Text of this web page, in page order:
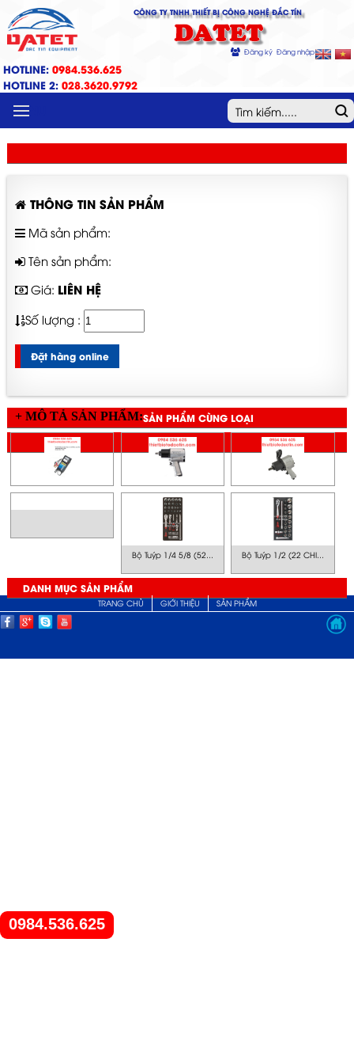
CÔNG TY TNHH THIẾT BỊ CÔNG NGHỆ ĐẮC TÍN
DATET
Đăng ký Đăng nhập
HOTLINE: 0984.536.625
HOTLINE 2: 028.3620.9792
0984.536.625
MENU
THÔNG TIN SẢN PHẨM
Mã sản phẩm:
Tên sản phẩm:
Giá: LIÊN HỆ
Số lượng :
Đặt hàng online
+ MÔ TẢ SẢN PHẨM:SẢN PHẨM CÙNG LOẠI
Bộ Tuýp 1/4 5/8 (52... Bộ Tuýp 1/2 (22 CHI...
DANH MỤC SẢN PHẨM
TRANG CHỦ GIỚI THIỆU SẢN PHẨM